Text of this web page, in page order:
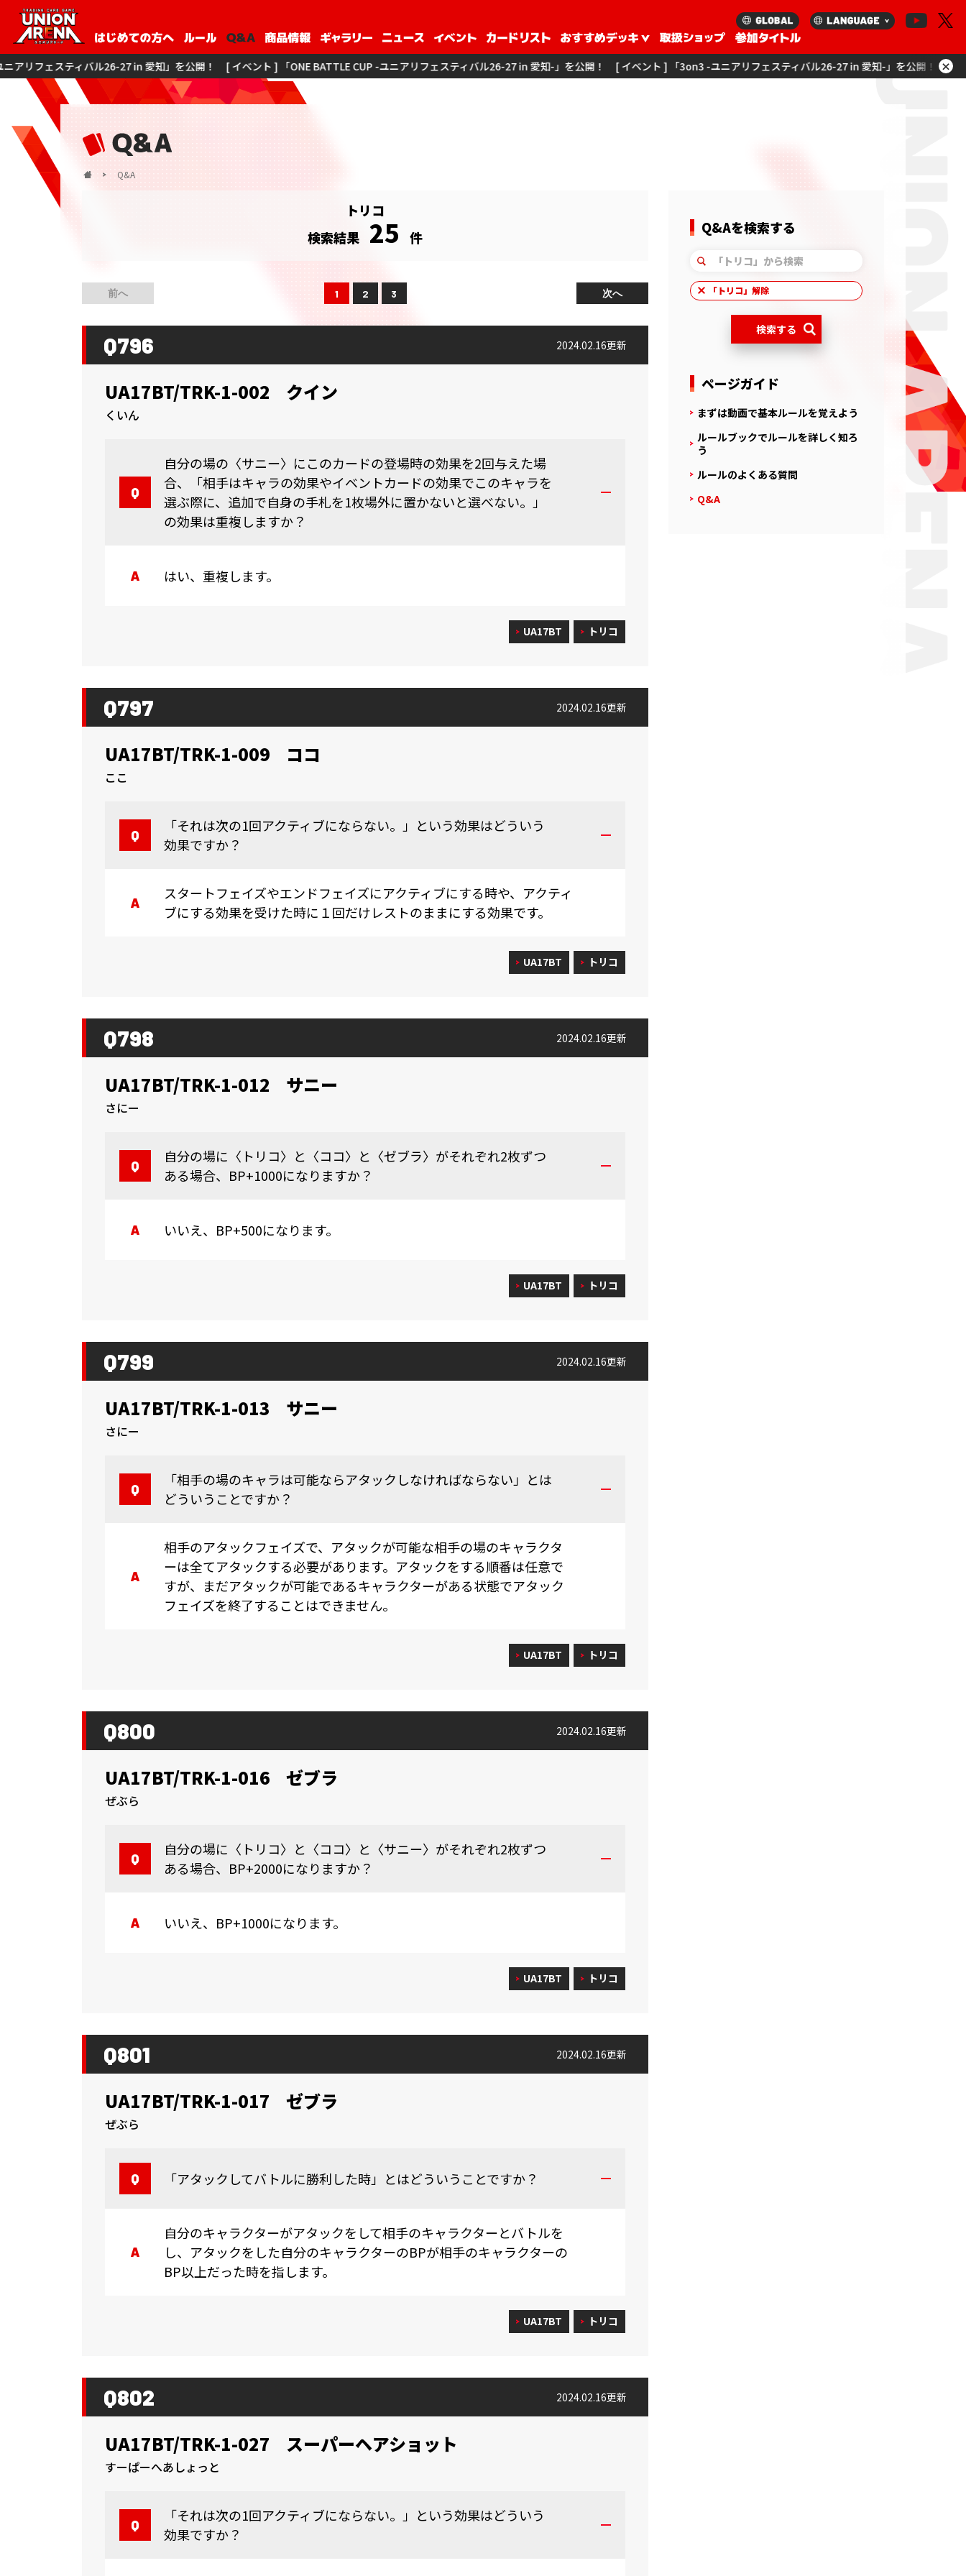
ル26-27 in 愛知」を公開！ [ イベント ] 「ONE BATTLE CUP -ユニアリフェスティバル26-27 in 愛知-」を公開！ [ イベント ] 「3on3 -ユニアリフェスティバル26-27 in 愛知-」を公開！ [ イベント ] 「ユニア
×
Q&A
Q&Aを検索する
「トリコ 」解除
ページガイド
まずは動画で基本ルールを覚えよう
ルールブックでルールを詳しく知ろ
う
ルールのよくある質問
Q&A
トリコ
検索結果 25 件
前へ 1 2 3 次へ
Q796 2024.02.16更新
UA17BT/TRK-1-002 クイン
くいん
自分の場の〈サニー〉にこのカードの登場時の効果を2回与えた場
合、「相手はキャラの効果やイベントカードの効果でこのキャラを
選ぶ際に、追加で自身の手札を1枚場外に置かないと選べない。」
の効果は重複しますか？
はい、重複します。
UA17BT トリコ
Q797 2024.02.16更新
UA17BT/TRK-1-009 ココ
ここ
「それは次の1回アクティブにならない。」という効果はどういう
効果ですか？
スタートフェイズやエンドフェイズにアクティブにする時や、アクティ
ブにする効果を受けた時に１回だけレストのままにする効果です。
UA17BT トリコ
Q798 2024.02.16更新
UA17BT/TRK-1-012 サニー
さにー
自分の場に〈トリコ〉と〈ココ〉と〈ゼブラ〉がそれぞれ2枚ずつ
ある場合、BP+1000になりますか？
いいえ、BP+500になります。
UA17BT トリコ
Q799 2024.02.16更新
UA17BT/TRK-1-013 サニー
さにー
「相手の場のキャラは可能ならアタックしなければならない」とは
どういうことですか？
相手のアタックフェイズで、アタックが可能な相手の場のキャラクタ
ーは全てアタックする必要があります。アタックをする順番は任意で
すが、まだアタックが可能であるキャラクターがある状態でアタック
フェイズを終了することはできません。
UA17BT トリコ
Q800 2024.02.16更新
UA17BT/TRK-1-016 ゼブラ
ぜぶら
自分の場に〈トリコ〉と〈ココ〉と〈サニー〉がそれぞれ2枚ずつ
ある場合、BP+2000になりますか？
いいえ、BP+1000になります。
UA17BT トリコ
Q801 2024.02.16更新
UA17BT/TRK-1-017 ゼブラ
ぜぶら
「アタックしてバトルに勝利した時」とはどういうことですか？
自分のキャラクターがアタックをして相手のキャラクターとバトルを
し、アタックをした自分のキャラクターのBPが相手のキャラクターの
BP以上だった時を指します。
UA17BT トリコ
Q802 2024.02.16更新
UA17BT/TRK-1-027 スーパーヘアショット
すーぱーへあしょっと
「それは次の1回アクティブにならない。」という効果はどういう
効果ですか？